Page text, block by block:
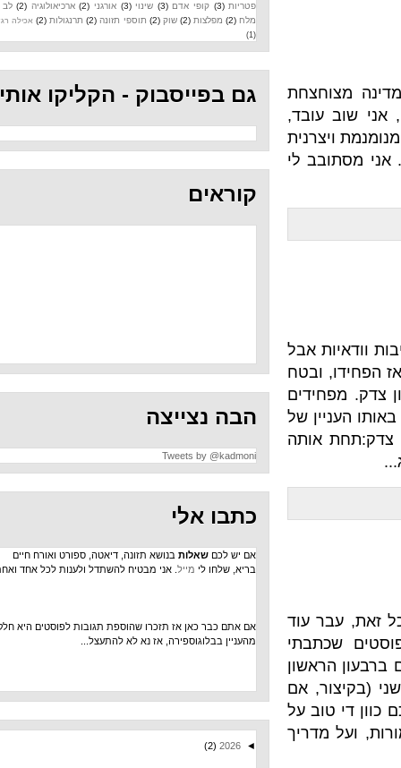
עובד,
לי
אבל
ובטח
של
אותה
עוד
אם
על
קופי אדם (3) שינוי (3) אורגני (2) ארכיאולוגיה (2) לב (2)
(2) שוק (2) תוספי תזונה (2) תרנגולות (2) אכילה רגשית
גם בפייסבוק - הקליקו אותי
הבה נצייצה
Tweets by @kadmoni
כתבו אלי
שאלותבנושא תזונה, דיאטה, ספורט ואורח חיים
מייל. אני מבטיח להשתדל ולענות לכל אחד ואחת.
אם אתם כבר כאן אז תזכרו שהוספת תגובות לפוסטים היא חלק
מהעניין בבלוגוספירה, אז נא לא להתעצל...